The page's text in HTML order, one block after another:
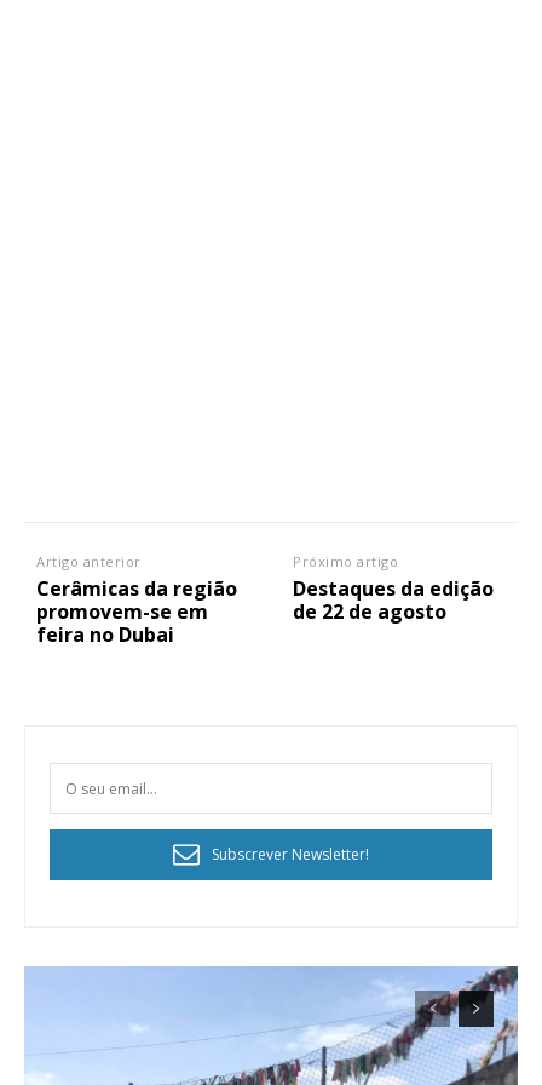
Artigo anterior
Cerâmicas da região
promovem-se em
feira no Dubai
Próximo artigo
Destaques da edição
de 22 de agosto
Subscrever Newsletter!